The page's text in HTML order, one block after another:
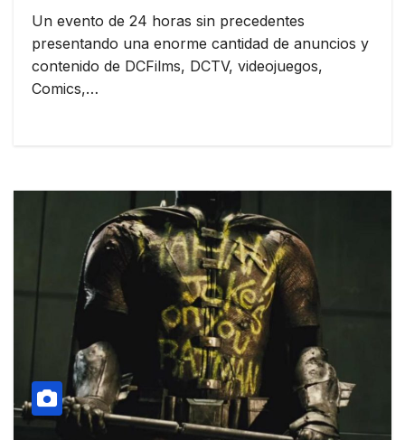
Un evento de 24 horas sin precedentes
presentando una enorme cantidad de anuncios y
contenido de DCFilms, DCTV, videojuegos,
Comics,…